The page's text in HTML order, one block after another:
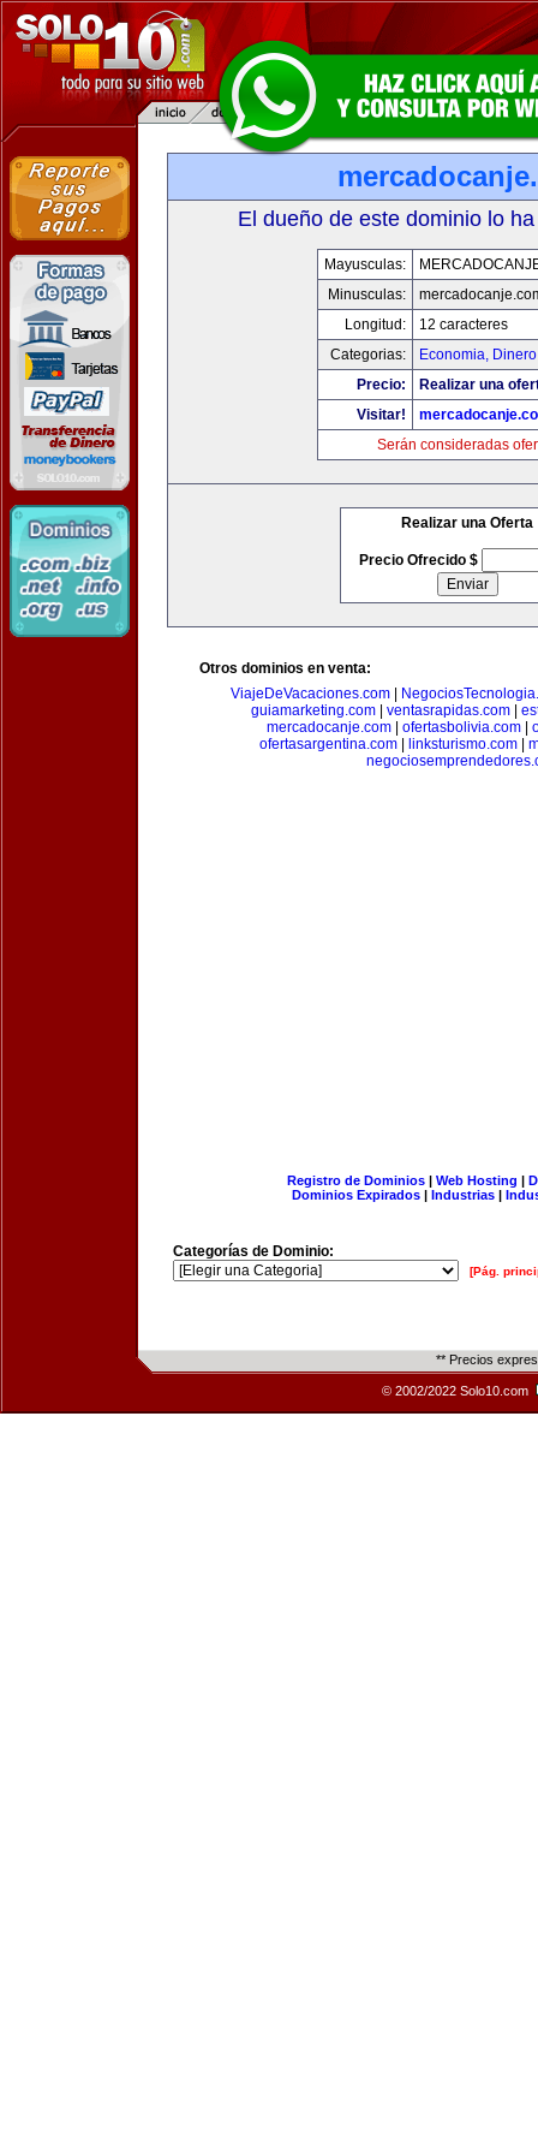
El dueño de este dominio lo
Mayusculas:
Minusculas:
Longitud:
12 caracteres
Categorias:
Economia,
Precio:
Realizar una
Visitar!
Serán consideradas
Realizar una Oferta
Precio Ofrecido $
Otros dominios en venta:
ViajeDeVacaciones.com
guiamarketing.com| ventasrapidas.com|
mercadocanje.com
ofertasbolivia.com
ofertasargentina.com| linksturismo.com|
Registro de Dominios| Web Hosting |
Dominios Expirados | Industrias |
Categorías de Dominio:
[Pág.
** Precios
© 2002/2022 Solo10.com